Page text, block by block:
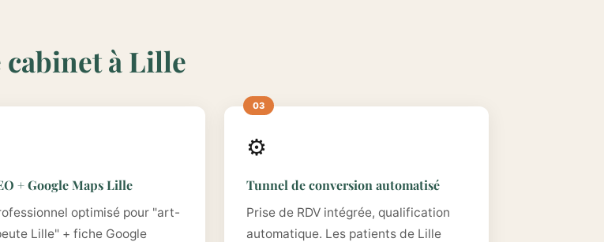
à Lille
+ Google Maps Lille
optimisé pour "art-
Lille" + fiche Google
⚙️
Tunnel de conversion automatisé
Prise de RDV intégrée, qualification
automatique. Les patients de Lille